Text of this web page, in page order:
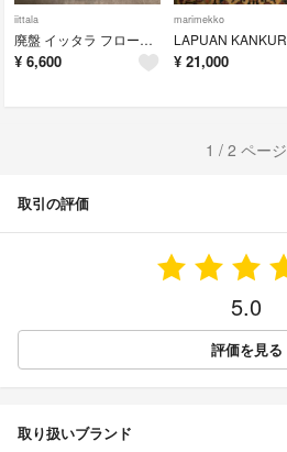
iittala
廃盤 イッタラ フローラ タンブラー 36cl 360ml
¥ 6,600
marimekko
¥ 21,000
1 / 2 ページ
取引の評価
5.0
評価を見る
取り扱いブランド